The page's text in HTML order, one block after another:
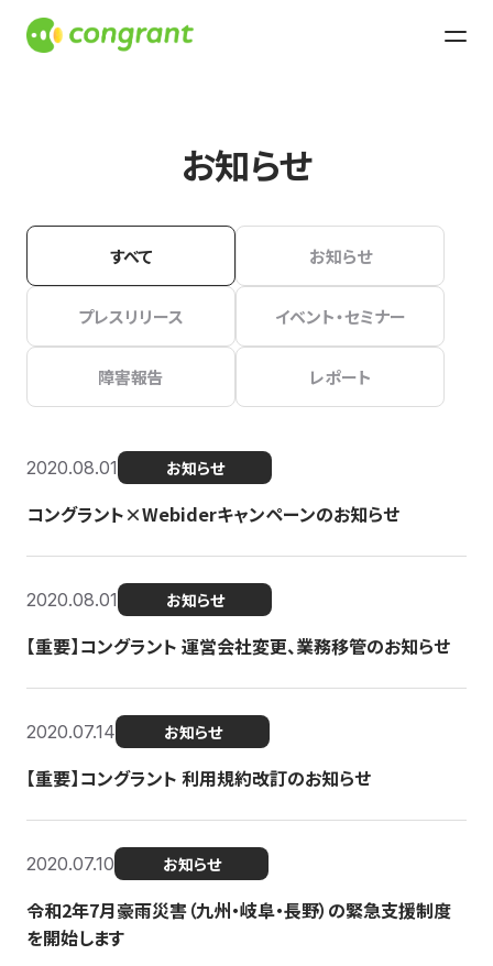
お知らせ
すべて お知らせ
プレスリリース イベント・セミナー
障害報告 レポート
2020.08.01 お知らせ
コングラント×Webiderキャンペーンのお知らせ
2020.08.01 お知らせ
【重要】コングラント 運営会社変更、業務移管のお知らせ
2020.07.14 お知らせ
【重要】コングラント 利用規約改訂のお知らせ
2020.07.10 お知らせ
令和2年7月豪雨災害（九州・岐阜・長野）の緊急支援制度
を開始します